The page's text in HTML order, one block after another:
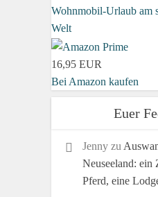
Wohnmobil-Urlaub am
Welt
16,95 EUR
Bei Amazon kaufen
Euer
Jenny zu
Neuseeland: ein
Pferd, eine